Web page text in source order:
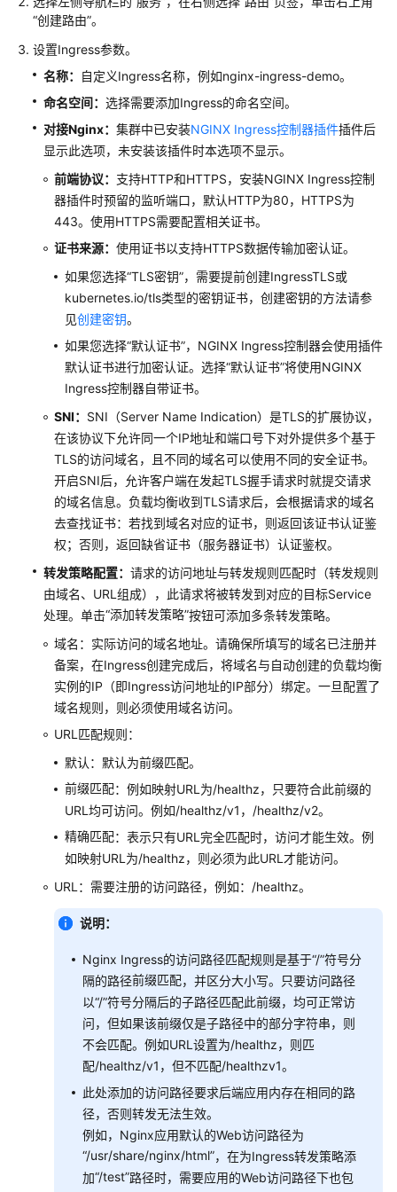
集
群
工
负
载
像
缓
存
网
络
概
述
容
器
网
络
服
务
（Service）
由
（Ingress）
路
由
述
ELB
Ingress
Nginx
Ingress
对
Ingress
管
理
Nginx
Ingress
理
通
过
控
“创建路由”。
设置Ingress参数。
名称：
自定义Ingress名称，例如nginx-ingress-demo。
命名空间： 选择需要添加Ingress的命名空间。
对接Nginx： 集群中已安装NGINX Ingress控制器插件插件后
显示此选项，未安装该插件时本选项不显示。
前端协议： 支持HTTP和HTTPS，安装NGINX Ingress控制
器插件时预留的监听端口，默认HTTP为80，HTTPS为
443。使用HTTPS需要配置相关证书。
证书来源： 使用证书以支持HTTPS数据传输加密认证。
如果您选择“TLS密钥”，需要提前创建IngressTLS或
kubernetes.io/tls类型的密钥证书，创建密钥的方法请参
见创建密钥。
如果您选择“默认证书”，NGINX Ingress控制器会使用插件
默认证书进行加密认证。选择“默认证书”将使用NGINX
Ingress控制器自带证书。
SNI： SNI（Server Name Indication）是TLS的扩展协议，
在该协议下允许同一个IP地址和端口号下对外提供多个基于
TLS的访问域名，且不同的域名可以使用不同的安全证书。
开启SNI后，允许客户端在发起TLS握手请求时就提交请求
的域名信息。负载均衡收到TLS请求后，会根据请求的域名
去查找证书：若找到域名对应的证书，则返回该证书认证鉴
权；否则，返回缺省证书（服务器证书）认证鉴权。
转发策略配置： 请求的访问地址与转发规则匹配时（转发规则
由域名、URL组成），此请求将被转发到对应的目标Service
处理。单击“添加转发策略”按钮可添加多条转发策略。
域名：实际访问的域名地址。请确保所填写的域名已注册并
备案，在Ingress创建完成后，将域名与自动创建的负载均衡
实例的IP（即Ingress访问地址的IP部分）绑定。一旦配置了
域名规则，则必须使用域名访问。
URL匹配规则：
默认：默认为前缀匹配。
前缀匹配：例如映射URL为/healthz，只要符合此前缀的
URL均可访问。例如/healthz/v1，/healthz/v2。
精确匹配：表示只有URL完全匹配时，访问才能生效。例
如映射URL为/healthz，则必须为此URL才能访问。
URL：需要注册的访问路径，例如：/healthz。
说明：
Nginx Ingress的访问路径匹配规则是基于“/”符号分
隔的路径前缀匹配，并区分大小写。只要访问路径
以“/”符号分隔后的子路径匹配此前缀，均可正常访
问，但如果该前缀仅是子路径中的部分字符串，则
不会匹配。例如URL设置为/healthz，则匹
配/healthz/v1，但不匹配/healthzv1。
此处添加的访问路径要求后端应用内存在相同的路
径，否则转发无法生效。
例如，Nginx应用默认的Web访问路径为
“/usr/share/nginx/html”，在为Ingress转发策略添
加“/test”路径时，需要应用的Web访问路径下也包